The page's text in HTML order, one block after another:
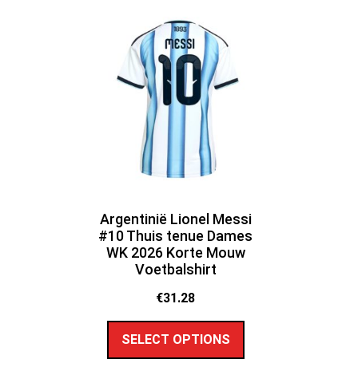
Argentinië Lionel Messi
#10 Thuis tenue Dames
WK 2026 Korte Mouw
Voetbalshirt
€31.28
SELECT OPTIONS